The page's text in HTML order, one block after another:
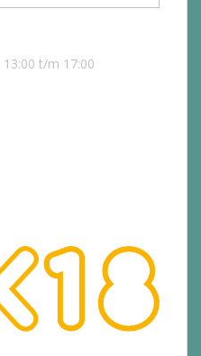
t/m 17:00